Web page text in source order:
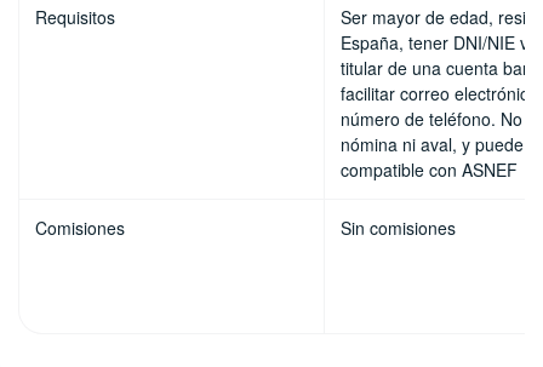
Requisitos
Ser mayor de edad,
España, tener DNI/NIE
titular de una cuenta
facilitar correo electrónico
número de teléfono. No
nómina ni aval, y puede
compatible con ASNEF
Comisiones Sin comisiones